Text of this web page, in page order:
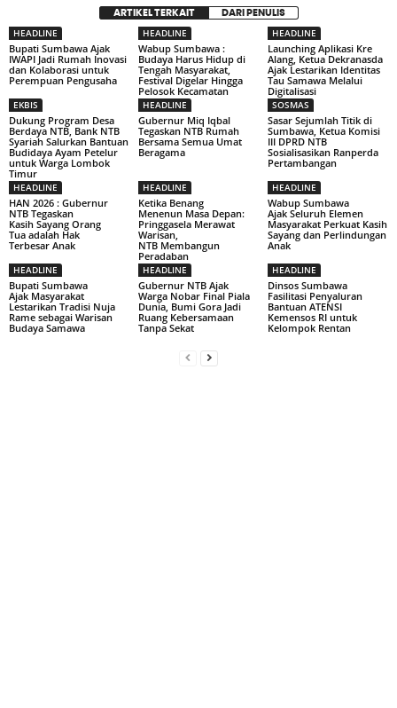
ARTIKEL TERKAIT DARI PENULIS
HEADLINE
Bupati Sumbawa Ajak
IWAPI Jadi Rumah Inovasi
dan Kolaborasi untuk
Perempuan Pengusaha
HEADLINE
Wabup Sumbawa :
Budaya Harus Hidup di
Tengah Masyarakat,
Festival Digelar Hingga
Pelosok Kecamatan
HEADLINE
Launching Aplikasi Kre
Alang, Ketua Dekranasda
Ajak Lestarikan Identitas
Tau Samawa Melalui
Digitalisasi
EKBIS
Dukung Program Desa
Berdaya NTB, Bank NTB
Syariah Salurkan Bantuan
Budidaya Ayam Petelur
untuk Warga Lombok
Timur
HEADLINE
Gubernur Miq Iqbal
Tegaskan NTB Rumah
Bersama Semua Umat
Beragama
SOSMAS
Sasar Sejumlah Titik di
Sumbawa, Ketua Komisi
III DPRD NTB
Sosialisasikan Ranperda
Pertambangan
HEADLINE
HAN 2026 : Gubernur
NTB Tegaskan
Kasih Sayang Orang
Tua adalah Hak
Terbesar Anak
HEADLINE
Ketika Benang
Menenun Masa Depan:
Pringgasela Merawat
Warisan,
NTB Membangun
Peradaban
HEADLINE
Wabup Sumbawa
Ajak Seluruh Elemen
Masyarakat Perkuat Kasih
Sayang dan Perlindungan
Anak
HEADLINE
Bupati Sumbawa
Ajak Masyarakat
Lestarikan Tradisi Nuja
Rame sebagai Warisan
Budaya Samawa
HEADLINE
Gubernur NTB Ajak
Warga Nobar Final Piala
Dunia, Bumi Gora Jadi
Ruang Kebersamaan
Tanpa Sekat
HEADLINE
Dinsos Sumbawa
Fasilitasi Penyaluran
Bantuan ATENSI
Kemensos RI untuk
Kelompok Rentan